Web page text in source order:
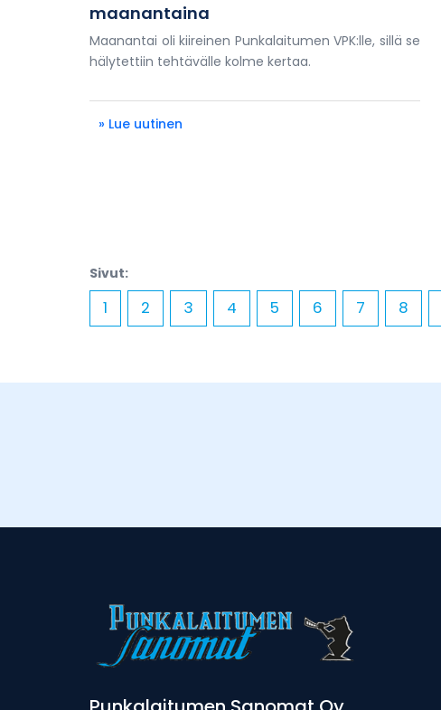
maanantaina
Maanantai oli kiireinen Punkalaitumen VPK:lle, sillä se
hälytettiin tehtävälle kolme kertaa.
» Lue uutinen
Sivut:
1 2 3 4 5 6 7 8